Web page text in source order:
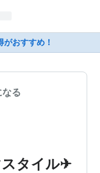
おすすめ！
る
スタイル✈︎